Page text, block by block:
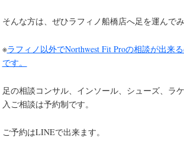
そんな方は、ぜひラフィノ船橋店へ足を運んで
※ラフィノ以外でNorthwest Fit Proの相談が出来
です。
足の相談コンサル、インソール、シューズ、ラ
入ご相談は予約制です。
ご予約はLINEで出来ます。